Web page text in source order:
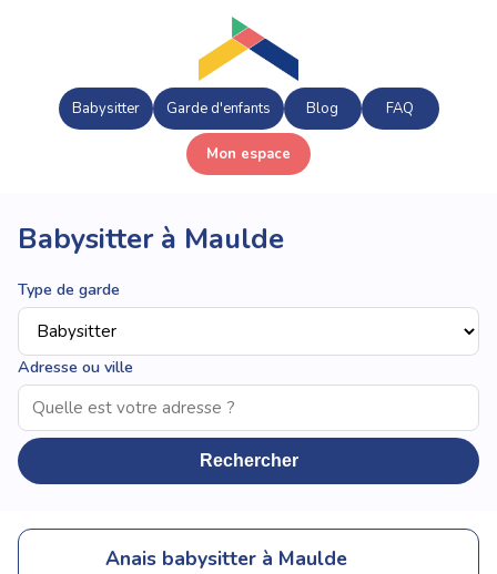
Babysitter Garde d'enfants Blog FAQ
Mon espace
Babysitter à Maulde
Type de garde
Adresse ou ville
Rechercher
Anais babysitter à Maulde